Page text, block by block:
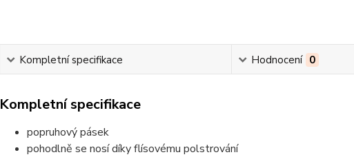
Kompletní specifikace Hodnocení 0
Kompletní specifikace
popruhový pásek
pohodlně se nosí díky flísovému polstrování